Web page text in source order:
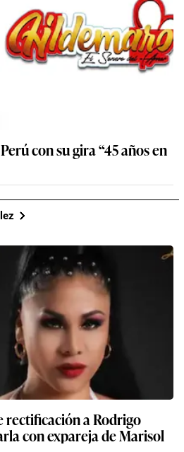
con su gira “45 años en
rectificación a Rodrigo
con expareja de Marisol